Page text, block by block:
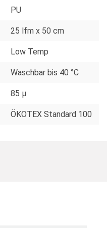
PU
25 lfm x 50 cm
Low Temp
Waschbar bis 40 °C
85 µ
ÖKOTEX Standard 100